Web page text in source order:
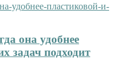
она удобнее
задач подходит